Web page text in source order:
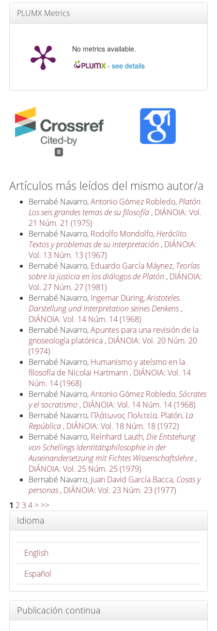
PLUMX Metrics
No metrics available.
-see details
0
Artículos más leídos del mismo autor/a
Bernabé Navarro,Antonio Gómez Robledo, Platón.
Los seis grandes temas de su filosofía , DIÁNOIA: Vol.
21 Núm. 21 (1975)
Bernabé Navarro, Rodolfo Mondolfo, Heráclito.
Textos y problemas de su interpretación , DIÁNOIA:
Vol. 13 Núm. 13 (1967)
Bernabé Navarro, Eduardo García Máynez, Teorías
sobre la justicia en los diálogos de Platón , DIÁNOIA:
Vol. 27 Núm. 27 (1981)
Bernabé Navarro, Ingemar Düring,Aristoteles.
Darstellung und Interpretation seines Denkens ,
DIÁNOIA: Vol. 14 Núm. 14 (1968)
Bernabé Navarro,Apuntes para una revisión de la
gnoseología platónica , DIÁNOIA: Vol. 20 Núm. 20
(1974)
Bernabé Navarro, Humanismo y ateísmo en la
filosofía de Nicolai Hartmann , DIÁNOIA: Vol. 14
Núm. 14 (1968)
Bernabé Navarro,Antonio Gómez Robledo,Sócrates
y el socratismo , DIÁNOIA: Vol. 14 Núm. 14 (1968)
Bernabé Navarro, Πλάτωνος Πολιτεία. Platón, La
República , DIÁNOIA: Vol. 18 Núm. 18 (1972)
Bernabé Navarro, Reinhard Lauth, Die Entstehung
von Schellings Identitätsphilosophie in der
Auseinandersetzung mit Fichtes Wissenschaftslehre ,
DIÁNOIA: Vol. 25 Núm. 25 (1979)
Bernabé Navarro, Juan David García Bacca, Cosas y
personas , DIÁNOIA: Vol. 23 Núm. 23 (1977)
1 2 3 4 > >>
Idioma
English
Español
Publicación continua